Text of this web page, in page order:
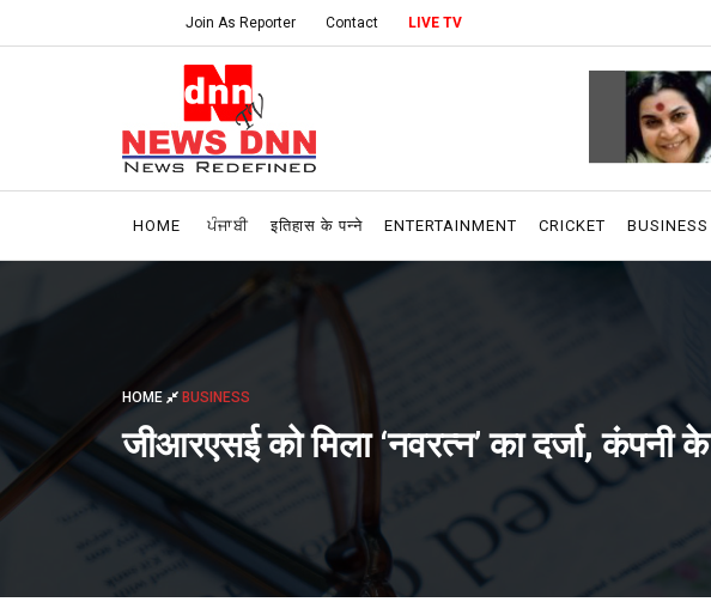
Join As Reporter Contact LIVE TV
HOME ਪੰਜਾਬੀ इतिहास के पन्ने ENTERTAINMENT CRICKET BUSINESS
HOME BUSINESS
जीआरएसई को मिला ‘नवरत्न’ का दर्जा, कंपनी